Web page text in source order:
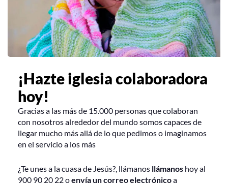
¡Hazte iglesia colaboradora
hoy!
Gracias a las más de 15.000 personas que colaboran
con nosotros alrededor del mundo somos capaces de
llegar mucho más allá de lo que pedimos o imaginamos
en el servicio a los más
¿Te unes a la cuasa de Jesús?, llámanos llámanos hoy al
900 90 20 22oenvía un correo electrónicoa